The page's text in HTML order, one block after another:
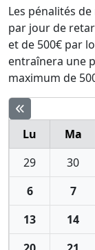
Les pénalités
par jour de
et de 500€ par
entraînera une
maximum de
Lu
Ma
29
30
6
7
13
14